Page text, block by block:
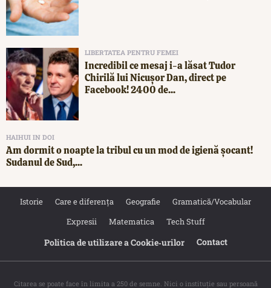
LIBERTATEA PENTRU FEMEI
Incredibil ce mesaj i-a lăsat Tudor
Chirilă lui Nicușor Dan, direct pe
Facebook! 2400 de...
HAIHUI IN DOI
Am dormit o noapte la tribul cu un mod de igienă șocant!
Sudanul de Sud,...
Istorie Care e diferența Geografie
Gramatică/Vocabular
Expresii
Matematica Tech Stuff
Politica de utilizare a Cookie‐urilor Contact
Citarea se poate face în limita a 250 de semne. Nici o instituţie sau persoană